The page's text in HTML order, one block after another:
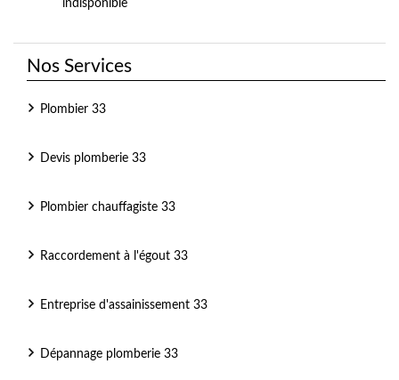
indisponible
Nos Services
Plombier 33
Devis plomberie 33
Plombier chauffagiste 33
Raccordement à l'égout 33
Entreprise d'assainissement 33
Dépannage plomberie 33